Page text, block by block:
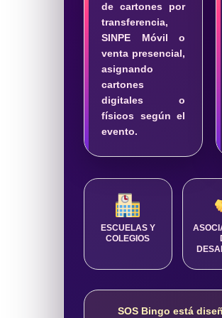
de cartones por
transferencia,
SINPE Móvil o
venta presencial,
asignando
cartones
digitales o
físicos según el
evento.
ESCUELAS Y
COLEGIOS
SOS Bingo está